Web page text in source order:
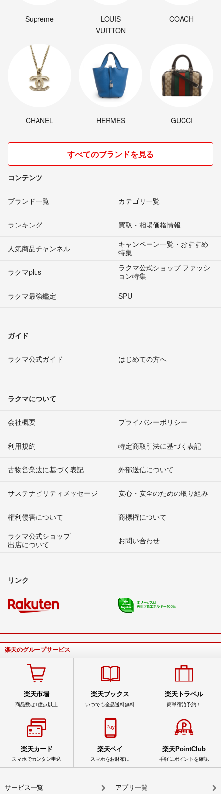
Supreme
LOUIS
VUITTON
COACH
CHANEL HERMES GUCCI
すべてのブランドを見る
コンテンツ
ブランド一覧 カテゴリ一覧
ランキング 買取・相場価格情報
人気商品チャンネル
キャンペーン一覧・おすすめ
特集
ラクマplus
ラクマ公式ショップ ファッシ
ョン特集
ラクマ最強鑑定
SPU
ガイド
ラクマ公式ガイド はじめての方へ
ラクマについて
会社概要 プライバシーポリシー
利用規約 特定商取引法に基づく表記
古物営業法に基づく表記 外部送信について
サステナビリティメッセージ 安心・安全のための取り組み
権利侵害について
商標権について
ラクマ公式ショップ
出店について
お問い合わせ
リンク
楽天のグループサービス
楽天市場
商品数は1億点以上
楽天ブックス
いつでも全品送料無料
楽天トラベル
簡単宿泊予約！
楽天カード
スマホでカンタン申込
楽天ペイ
スマホをお財布に
楽天PointClub
手軽にポイントを確認
サービス一覧 アプリ一覧